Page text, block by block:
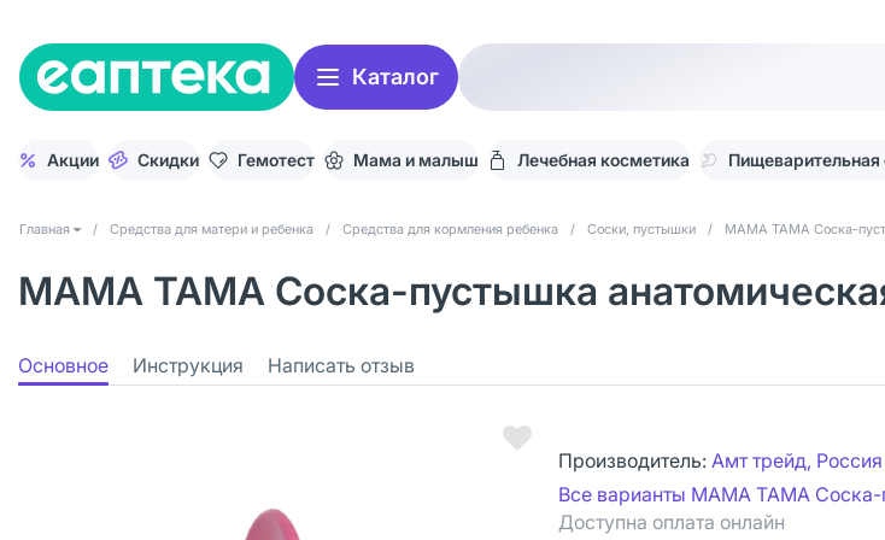
Каталог
Акции Скидки Гемотест Мама и малыш Лечебная косметика Пищеварительная
Главная / Средства для матери и ребенка / Средства для кормления ребенка / Соски, пустышки / МАМА ТАМА Соска-
МАМА ТАМА Соска-пустышка
Основное Инструкция Написать отзыв
Производитель: Амт трейд, Россия
Все варианты МАМА ТАМА Соска-
Доступна оплата онлайн